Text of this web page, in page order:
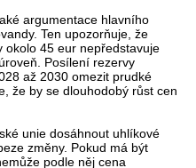
argumentace hlavního
Ten upozorňuje, že
okolo 45 eur nepředstavuje
Posílení rezervy
až 2030 omezit prudké
že by se dlouhodobý růst cen
unie dosáhnout uhlíkové
změny. Pokud má být
podle něj cena